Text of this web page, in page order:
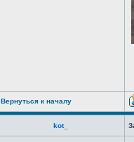
Вернуться к началу
kot_